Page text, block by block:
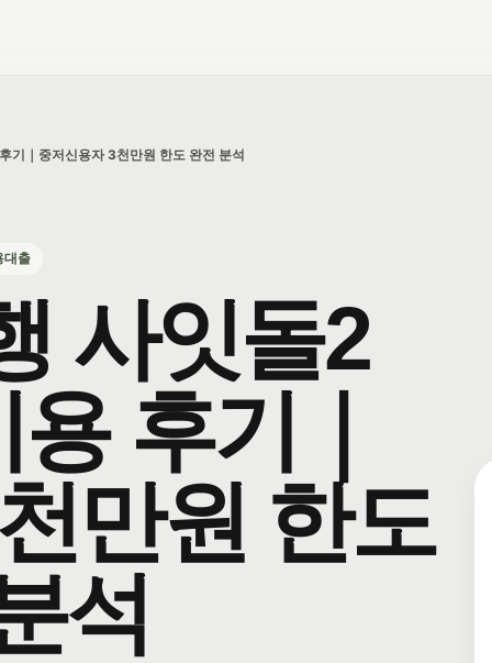
기｜중저신용자 3천만원 한도 완전 분석
대출
사잇돌2
후기｜
만원 한도
석